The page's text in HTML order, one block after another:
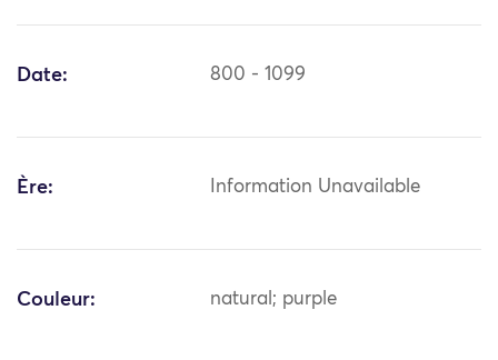
Date: 800 - 1099
Ère: Information Unavailable
Couleur: natural; purple